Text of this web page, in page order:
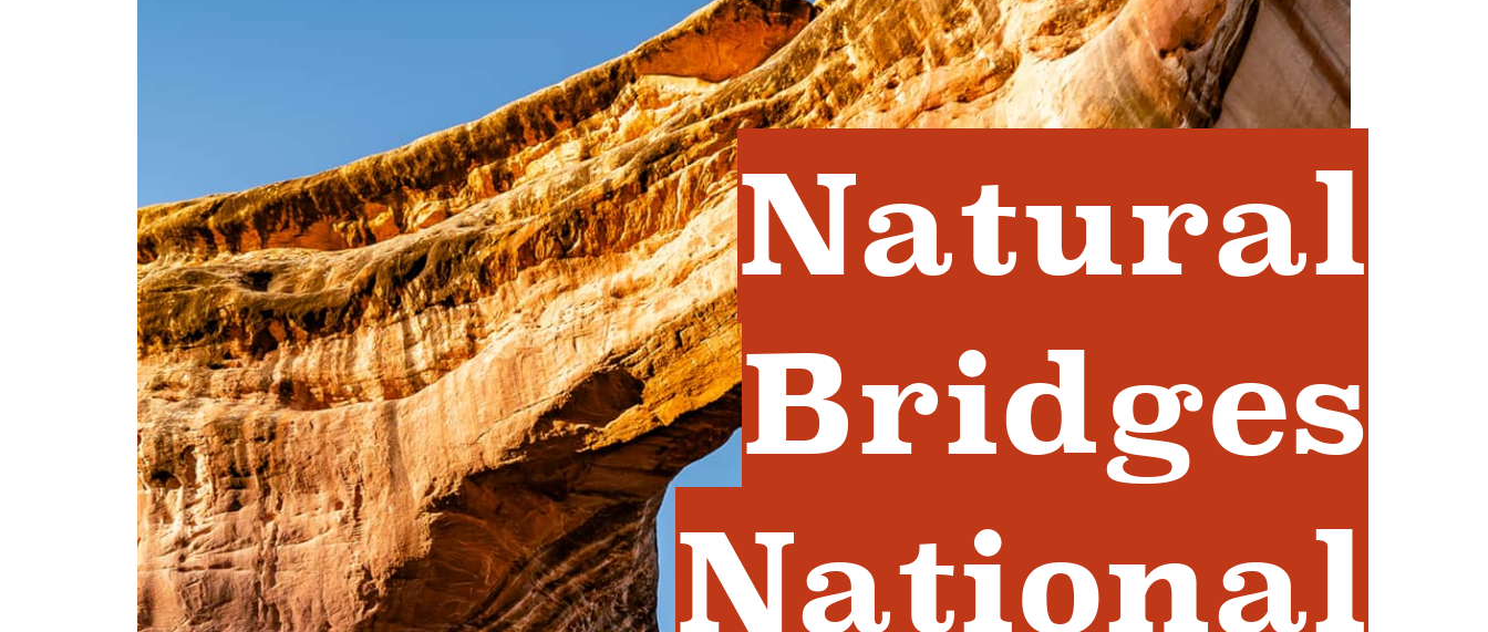
Natural
Bridges
National